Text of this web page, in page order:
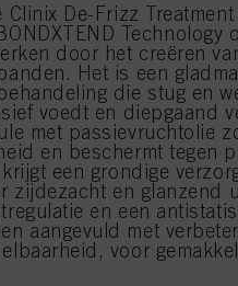
Clinix De-Frizz
Technology
door het creëren
Het is een
die stug en
voedt en diepgaand
met passievruchtolie
en beschermt tegen
een grondige
zijdezacht en glanzend
en een
aangevuld met
voor